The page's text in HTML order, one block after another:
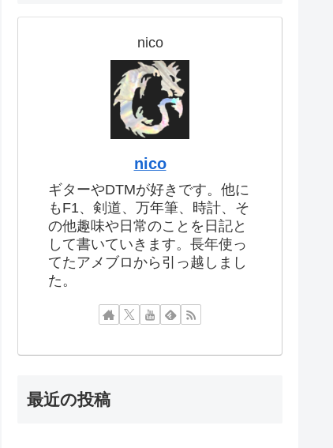
nico
nico
ギターやDTMが好きです。他に
もF1、剣道、万年筆、時計、そ
の他趣味や日常のことを日記と
して書いていきます。長年使っ
てたアメブロから引っ越しまし
た。
最近の投稿